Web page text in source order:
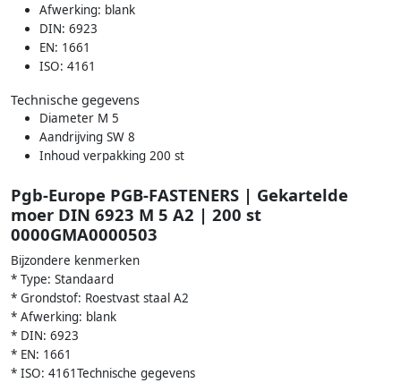
Afwerking: blank
DIN: 6923
EN: 1661
ISO: 4161
Technische gegevens
Diameter M 5
Aandrijving SW 8
Inhoud verpakking 200 st
Pgb-Europe PGB-FASTENERS | Gekartelde
moer DIN 6923 M 5 A2 | 200 st
0000GMA0000503
Bijzondere kenmerken
* Type: Standaard
* Grondstof: Roestvast staal A2
* Afwerking: blank
* DIN: 6923
* EN: 1661
* ISO: 4161Technische gegevens